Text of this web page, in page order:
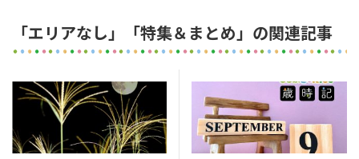
「エリアなし」「特集＆まとめ」の関連記事